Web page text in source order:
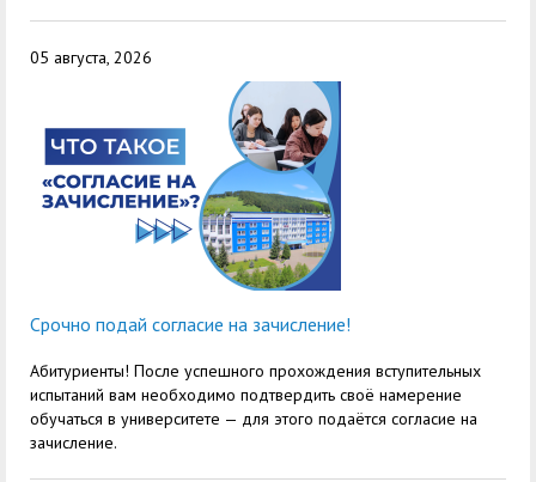
05 августа, 2026
Срочно подай согласие на зачисление!
Абитуриенты! После успешного прохождения вступительных
испытаний вам необходимо подтвердить своё намерение
обучаться в университете — для этого подаётся согласие на
зачисление.